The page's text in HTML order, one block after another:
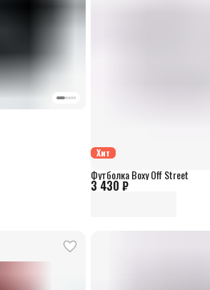
Хит
3 430 ₽
Футболка Boxy Off Street